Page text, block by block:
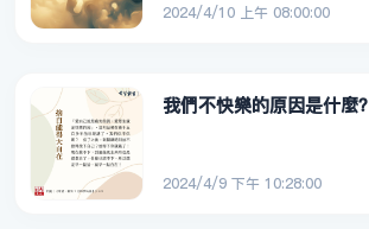
2024/4/10 上午 08:00:00
我們不快樂的原因是什麼？
2024/4/9 下午 10:28:00